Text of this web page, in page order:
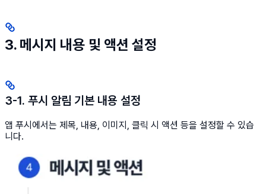
3. 메시지 내용 및 액션 설정
3-1. 푸시 알림 기본 내용 설정
앱 푸시에서는 제목, 내용, 이미지, 클릭 시 액션 등을 설정할 수 있습
니다.